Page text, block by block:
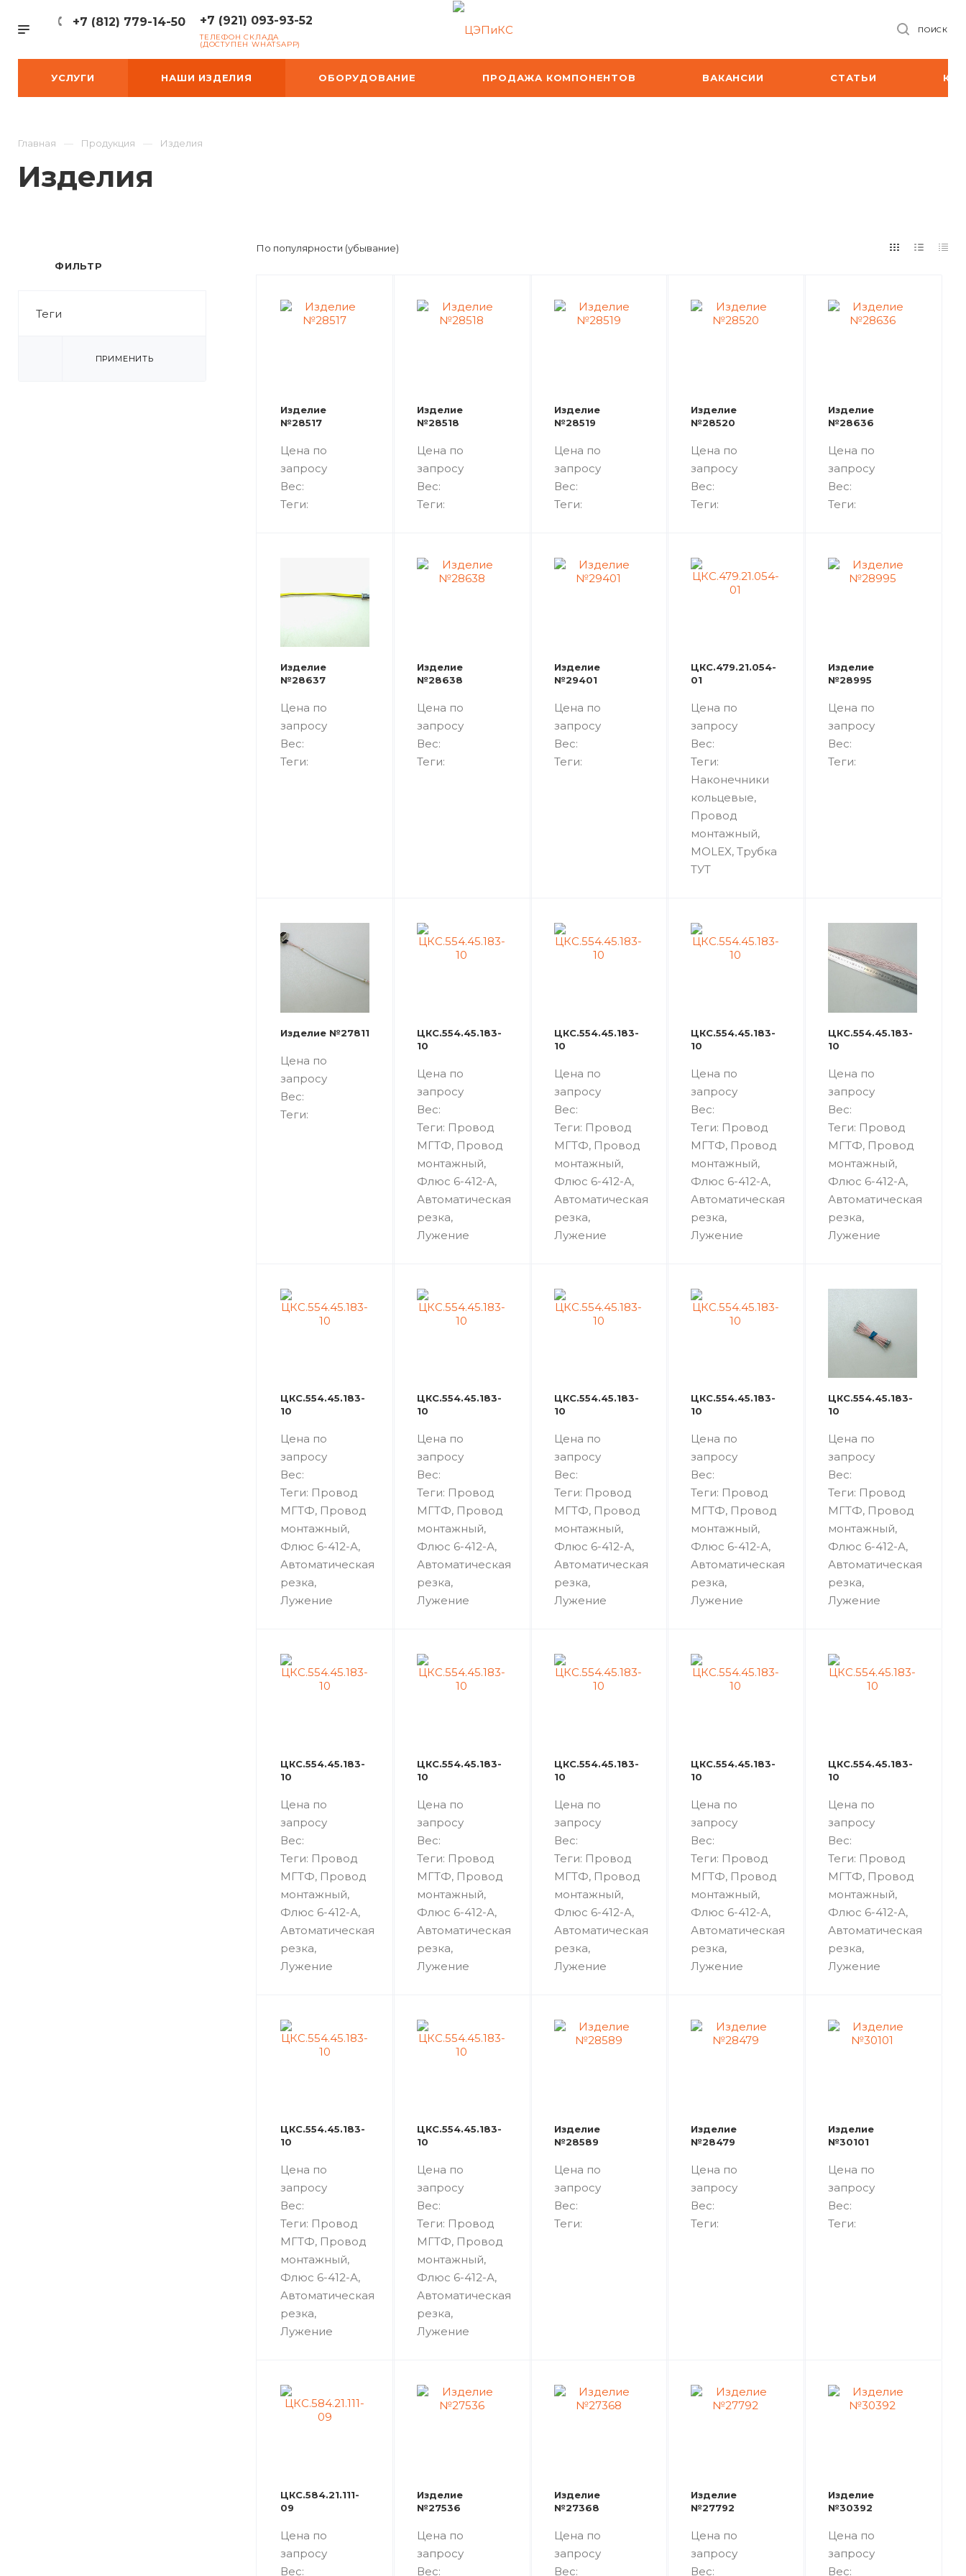
+7 (812) 779-14-50 +7 (921) 093-93-52
ТЕЛЕФОН СКЛАДА
(ДОСТУПЕН WHATSAPP)
ПОИСК
УСЛУГИ НАШИ ИЗДЕЛИЯ ОБОРУДОВАНИЕ ПРОДАЖА КОМПОНЕНТОВ ВАКАНСИИ СТАТЬИ
Главная Продукция Изделия
Изделия
ФИЛЬТР
Теги
ПРИМЕНИТЬ
По популярности (убывание)
Изделие
№28517
Цена по
запросу
Вес:
Теги:
Изделие
№28518
Цена по
запросу
Вес:
Теги:
Изделие
№28519
Цена по
запросу
Вес:
Теги:
Изделие
№28520
Цена по
запросу
Вес:
Теги:
Изделие
№28636
Цена по
запросу
Вес:
Теги:
Изделие
№28637
Цена по
запросу
Вес:
Теги:
Изделие
№28638
Цена по
запросу
Вес:
Теги:
Изделие
№29401
Цена по
запросу
Вес:
Теги:
ЦКС.479.21.054-
01
Цена по
запросу
Вес:
Теги:
Наконечники
кольцевые,
Провод
монтажный,
MOLEX, Трубка
ТУТ
Изделие
№28995
Цена по
запросу
Вес:
Теги:
Изделие №27811
Цена по
запросу
Вес:
Теги:
ЦКС.554.45.183-
10
Цена по
запросу
Вес:
Теги: Провод
МГТФ, Провод
монтажный,
Флюс 6-412-А,
Автоматическая
резка,
Лужение
ЦКС.554.45.183-
10
Цена по
запросу
Вес:
Теги: Провод
МГТФ, Провод
монтажный,
Флюс 6-412-А,
Автоматическая
резка,
Лужение
ЦКС.554.45.183-
10
Цена по
запросу
Вес:
Теги: Провод
МГТФ, Провод
монтажный,
Флюс 6-412-А,
Автоматическая
резка,
Лужение
ЦКС.554.45.183-
10
Цена по
запросу
Вес:
Теги: Провод
МГТФ, Провод
монтажный,
Флюс 6-412-А,
Автоматическая
резка,
Лужение
ЦКС.554.45.183-
10
Цена по
запросу
Вес:
Теги: Провод
МГТФ, Провод
монтажный,
Флюс 6-412-А,
Автоматическая
резка,
Лужение
ЦКС.554.45.183-
10
Цена по
запросу
Вес:
Теги: Провод
МГТФ, Провод
монтажный,
Флюс 6-412-А,
Автоматическая
резка,
Лужение
ЦКС.554.45.183-
10
Цена по
запросу
Вес:
Теги: Провод
МГТФ, Провод
монтажный,
Флюс 6-412-А,
Автоматическая
резка,
Лужение
ЦКС.554.45.183-
10
Цена по
запросу
Вес:
Теги: Провод
МГТФ, Провод
монтажный,
Флюс 6-412-А,
Автоматическая
резка,
Лужение
ЦКС.554.45.183-
10
Цена по
запросу
Вес:
Теги: Провод
МГТФ, Провод
монтажный,
Флюс 6-412-А,
Автоматическая
резка,
Лужение
ЦКС.554.45.183-
10
Цена по
запросу
Вес:
Теги: Провод
МГТФ, Провод
монтажный,
Флюс 6-412-А,
Автоматическая
резка,
Лужение
ЦКС.554.45.183-
10
Цена по
запросу
Вес:
Теги: Провод
МГТФ, Провод
монтажный,
Флюс 6-412-А,
Автоматическая
резка,
Лужение
ЦКС.554.45.183-
10
Цена по
запросу
Вес:
Теги: Провод
МГТФ, Провод
монтажный,
Флюс 6-412-А,
Автоматическая
резка,
Лужение
ЦКС.554.45.183-
10
Цена по
запросу
Вес:
Теги: Провод
МГТФ, Провод
монтажный,
Флюс 6-412-А,
Автоматическая
резка,
Лужение
ЦКС.554.45.183-
10
Цена по
запросу
Вес:
Теги: Провод
МГТФ, Провод
монтажный,
Флюс 6-412-А,
Автоматическая
резка,
Лужение
ЦКС.554.45.183-
10
Цена по
запросу
Вес:
Теги: Провод
МГТФ, Провод
монтажный,
Флюс 6-412-А,
Автоматическая
резка,
Лужение
ЦКС.554.45.183-
10
Цена по
запросу
Вес:
Теги: Провод
МГТФ, Провод
монтажный,
Флюс 6-412-А,
Автоматическая
резка,
Лужение
Изделие
№28589
Цена по
запросу
Вес:
Теги:
Изделие
№28479
Цена по
запросу
Вес:
Теги:
Изделие
№30101
Цена по
запросу
Вес:
Теги:
ЦКС.584.21.111-
09
Цена по
запросу
Вес:
Изделие
№27536
Цена по
запросу
Вес:
Изделие
№27368
Цена по
запросу
Вес:
Изделие
№27792
Цена по
запросу
Вес:
Изделие
№30392
Цена по
запросу
Вес: